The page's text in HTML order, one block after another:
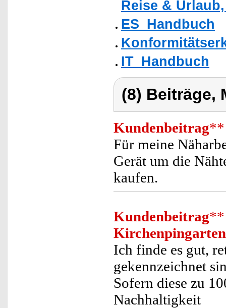
Reise &
ES_Handbuch
IT_Handbuch
(8) Beiträge,
Kundenbeitrag**
Für meine
Gerät um die
kaufen.
Kundenbeitrag**
Kirchenpingarten
Ich finde es gut,
gekennzeichnet
Sofern diese zu
Nachhaltigkeit